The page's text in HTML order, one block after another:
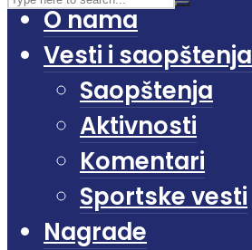
O nama
Vesti i saopštenja
Saopštenja
Aktivnosti
Komentari
Sportske vesti
Nagrade